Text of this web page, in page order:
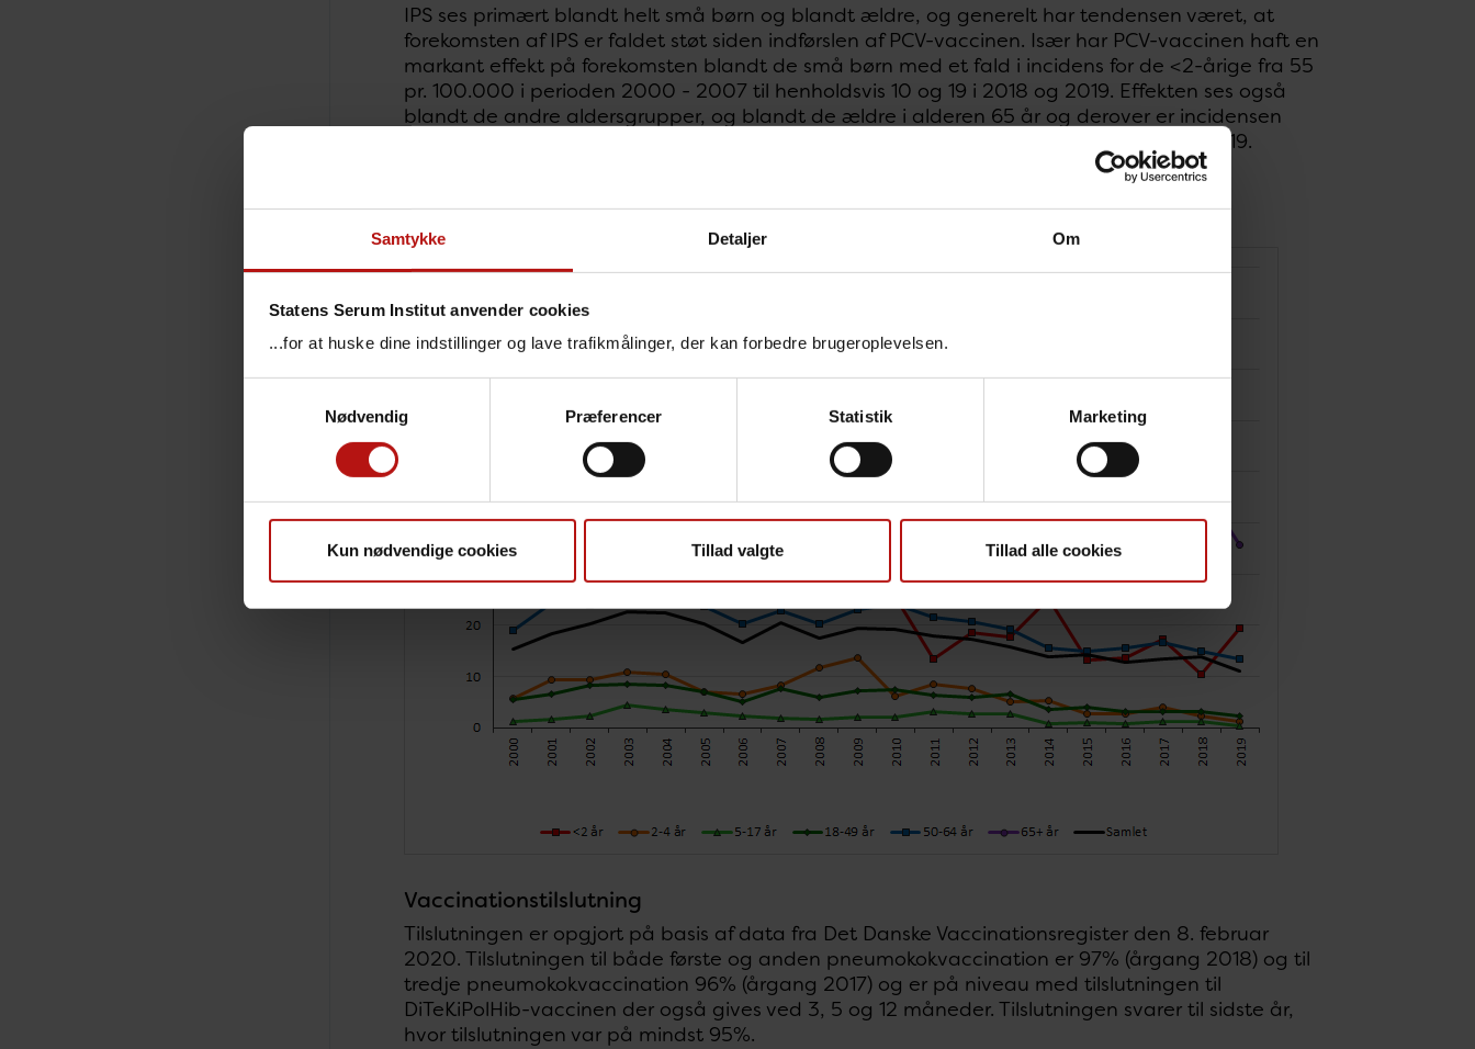
Samtykke Detaljer Om
Statens Serum Institut anvender cookies
...for at huske dine indstillinger og lave trafikmålinger, der kan forbedre brugeroplevelsen.
Nødvendig
Præferencer Statistik Marketing
Kun nødvendige cookies Tillad valgte Tillad alle cookies
IPS ses primært blandt helt små børn og blandt ældre, og generelt har tendensen været, at
forekomsten af IPS er faldet støt siden indførslen af PCV-vaccinen. Især har PCV-vaccinen haft en
markant effekt på forekomsten blandt de små børn med et fald i incidens for de <2-årige fra 55
pr. 100.000 i perioden 2000 - 2007 til henholdsvis 10 og 19 i 2018 og 2019. Effekten ses også
blandt de andre aldersgrupper, og blandt de ældre i alderen 65 år og derover er incidensen
således faldet fra 66 pr. 100.000 i perioden 2000 - 2007 til hhv. 47 og 36 i 2018 og 2019.
Vaccinationstilslutning
Tilslutningen er opgjort på basis af data fra Det Danske Vaccinationsregister den 8. februar
2020. Tilslutningen til både første og anden pneumokokvaccination er 97% (årgang 2018) og til
tredje pneumokokvaccination 96% (årgang 2017) og er på niveau med tilslutningen til
DiTeKiPolHib-vaccinen der også gives ved 3, 5 og 12 måneder. Tilslutningen svarer til sidste år,
hvor tilslutningen var på mindst 95%.